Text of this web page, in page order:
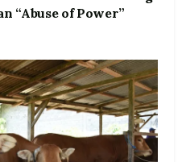
“Abuse of Power”